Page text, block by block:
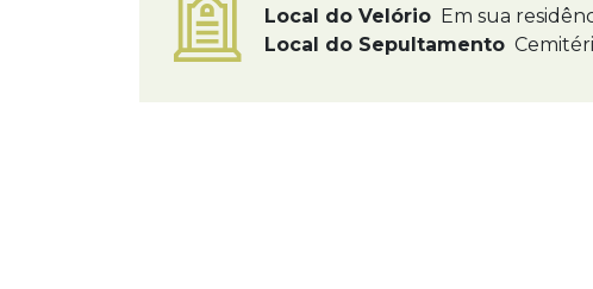
Local do Velório Em sua
Local do Sepultamento